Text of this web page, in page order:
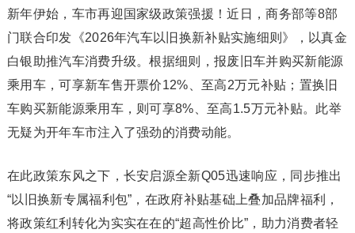
新年伊始，车市再迎国家级政策强援！近日，商务部等8部
门联合印发《2026年汽车以旧换新补贴实施细则》，以真金
白银助推汽车消费升级。根据细则，报废旧车并购买新能源
乘用车，可享新车售开票价12%、至高2万元补贴；置换旧
车购买新能源乘用车，则可享8%、至高1.5万元补贴。此举
无疑为开年车市注入了强劲的消费动能。
在此政策东风之下，长安启源全新Q05迅速响应，同步推出
“以旧换新专属福利包”，在政府补贴基础上叠加品牌福利，
将政策红利转化为实实在在的“超高性价比”，助力消费者轻